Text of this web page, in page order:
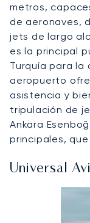
metros,
de aeronaves,
jets de largo
es la principal
Turquía para la
aeropuerto
asistencia y
tripulación de
Ankara
principales,
Universal